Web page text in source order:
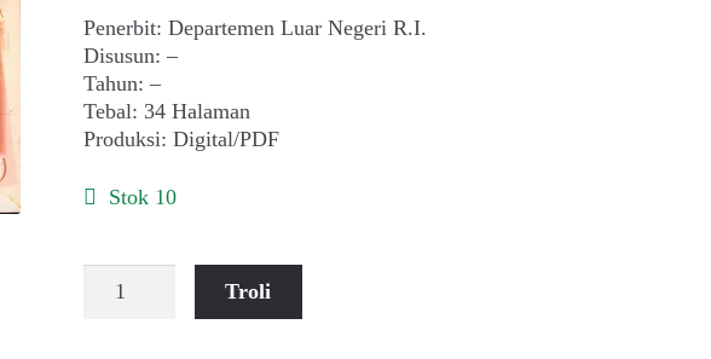
Penerbit: Departemen Luar Negeri R.I.
Disusun: –
Tahun: –
Tebal: 34 Halaman
Produksi: Digital/PDF
Stok 10
Perundingan
Troli